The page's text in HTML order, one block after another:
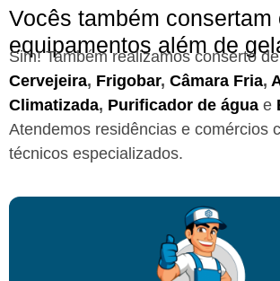
Vocês também consertam
equipamentos além de
Sim! Também realizamos conserto
Cervejeira, Frigobar, Câmara Fria,
Climatizada, Purificador de água e
Atendemos residências e comércios
técnicos especializados.